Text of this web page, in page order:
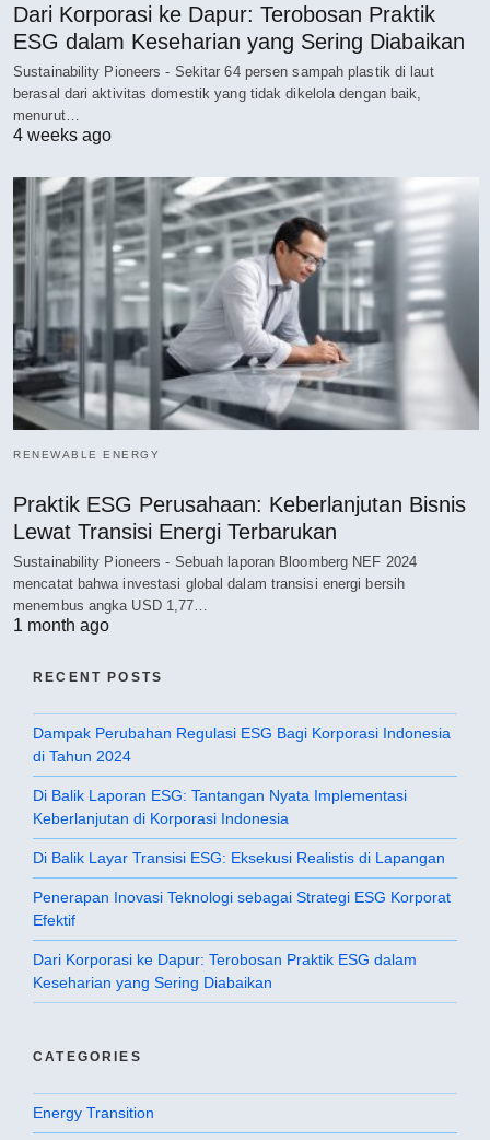
Dari Korporasi ke Dapur: Terobosan Praktik
ESG dalam Keseharian yang Sering Diabaikan
Sustainability Pioneers - Sekitar 64 persen sampah plastik di laut
berasal dari aktivitas domestik yang tidak dikelola dengan baik,
menurut…
4 weeks ago
RENEWABLE ENERGY
Praktik ESG Perusahaan: Keberlanjutan Bisnis
Lewat Transisi Energi Terbarukan
Sustainability Pioneers - Sebuah laporan Bloomberg NEF 2024
mencatat bahwa investasi global dalam transisi energi bersih
menembus angka USD 1,77…
1 month ago
RECENT POSTS
Dampak Perubahan Regulasi ESG Bagi Korporasi Indonesia
di Tahun 2024
Di Balik Laporan ESG: Tantangan Nyata Implementasi
Keberlanjutan di Korporasi Indonesia
Di Balik Layar Transisi ESG: Eksekusi Realistis di Lapangan
Penerapan Inovasi Teknologi sebagai Strategi ESG Korporat
Efektif
Dari Korporasi ke Dapur: Terobosan Praktik ESG dalam
Keseharian yang Sering Diabaikan
CATEGORIES
Energy Transition